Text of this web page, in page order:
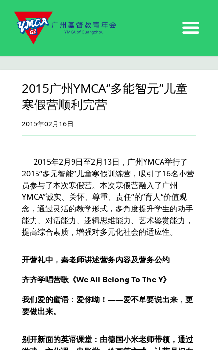
2015广州YMCA“多能智元”儿童
寒假营顺利完营
2015年02月16日
2015年2月9日至2月13日，广州YMCA举行了
2015“多元智能”儿童寒假训练营，吸引了16名小营
员参与了本次寒假营。本次寒假营融入了广州
YMCA”诚实、关怀、尊重、责任“的”育人“价值观
念，通过灵活的教学形式，多角度提升学生的动手
能力、对话能力、逻辑思维能力、艺术鉴赏能力，
提高综合素质，增强对多元化社会的适应性。
开营礼中，秦老师讲述营务内容及营务公约
齐齐学唱营歌《We All Belong To The Y》
我们爱的蜜语：爱你呦！ ——爱不单要说出来，更
要做出来。
别开新面的英语课堂：由德国小米老师带领，通过